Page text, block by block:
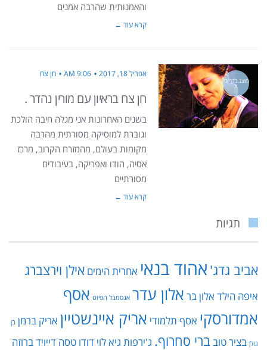
והאמנותית שהרבה אמנים
קרא עוד ←
מוצג בדף בי
ת
אפריל 18, 2017 9:06 AM חן צח
חן צח בראיון עם מורין נהדר .
בשנים האחרונות אני מגלה חיבה הולכת
וגוברת למוסיקה מסורתית מהרבה
מקומות בעולם, מהמזרח הקרוב, מרכז
אסיה, הודו ואפריקה, בעיבודים
מסורתיים
קרא עוד ←
תגיות
אביב גדג' אהוד בנאי אחרית הימים אילן וירצברג
איפה הילד אלון בר אלון עדר אנסמבל הפיוט אסף
אמדורסקי אסף תלמודי אריק איינשטיין אריק ברמן בן
גולן בציר טובברי סחרוף. ג'ירפות גיא לוי דודו טסה דייויד ברוזה